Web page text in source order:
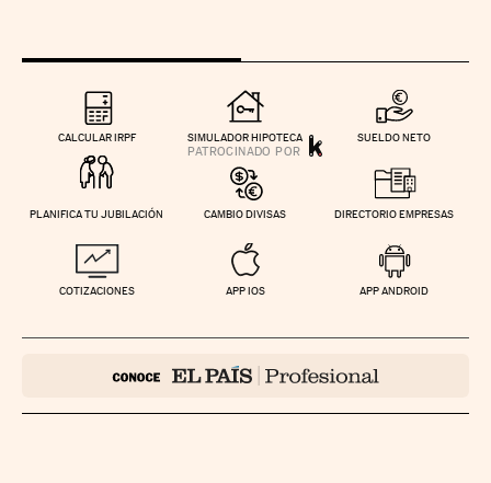
CALCULAR IRPF SIMULADOR HIPOTECA SUELDO NETO
PLANIFICA TU JUBILACIÓN CAMBIO DIVISAS DIRECTORIO EMPRESAS
COTIZACIONES APP IOS APP ANDROID